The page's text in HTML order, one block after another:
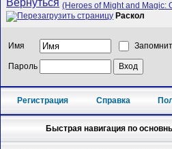
(Heroes of Might and Magic:
Раскол
Имя
Пароль
Регистрация Справка
Быстрая навигация по